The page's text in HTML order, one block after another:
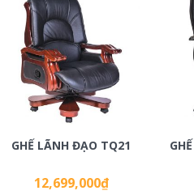
GHẾ LÃNH ĐẠO TQ21
12,699,000₫